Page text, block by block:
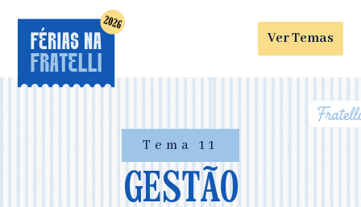
Ver Temas
Tema 11
GESTÃO